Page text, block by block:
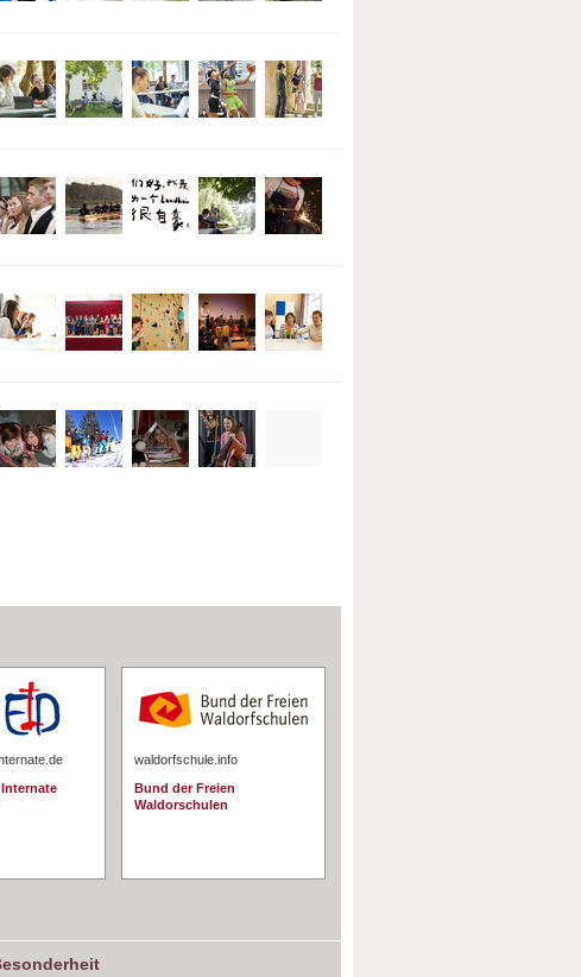
waldorfschule.info
Bund der Freien
Waldorschulen